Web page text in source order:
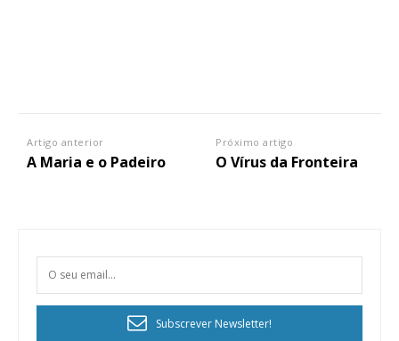
Artigo anterior
A Maria e o Padeiro
Próximo artigo
O Vírus da Fronteira
Subscrever Newsletter!